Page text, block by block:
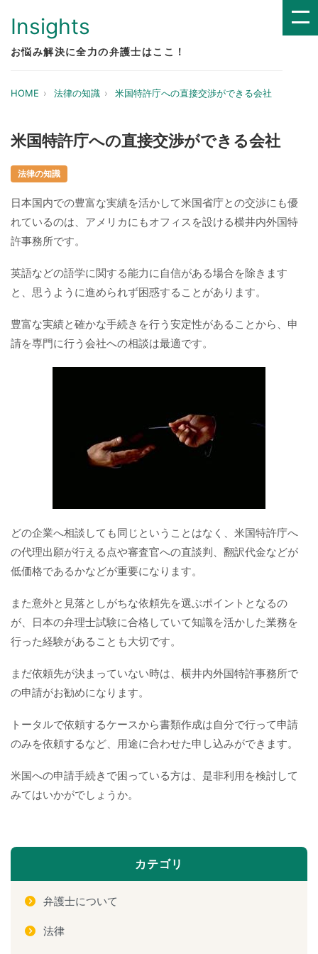
Insights
お悩み解決に全力の弁護士はここ！
HOME 法律の知識 米国特許庁への直接交渉ができる会社
米国特許庁への直接交渉ができる会社
法律の知識
日本国内での豊富な実績を活かして米国省庁との交渉にも優
れているのは、アメリカにもオフィスを設ける横井内外国特
許事務所です。
英語などの語学に関する能力に自信がある場合を除きます
と、思うように進められず困惑することがあります。
豊富な実績と確かな手続きを行う安定性があることから、申
請を専門に行う会社への相談は最適です。
どの企業へ相談しても同じということはなく、米国特許庁へ
の代理出願が行える点や審査官への直談判、翻訳代金などが
低価格であるかなどが重要になります。
また意外と見落としがちな依頼先を選ぶポイントとなるの
が、日本の弁理士試験に合格していて知識を活かした業務を
行った経験があることも大切です。
まだ依頼先が決まっていない時は、横井内外国特許事務所で
の申請がお勧めになります。
トータルで依頼するケースから書類作成は自分で行って申請
のみを依頼するなど、用途に合わせた申し込みができます。
米国への申請手続きで困っている方は、是非利用を検討して
みてはいかがでしょうか。
カテゴリ
弁護士について
法律